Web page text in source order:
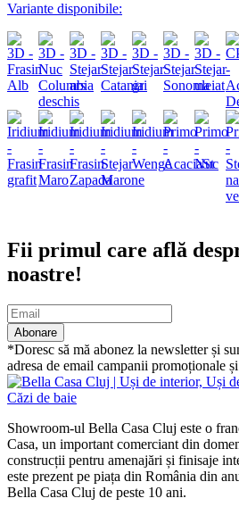
Variante disponibile:
Fii primul care află
noastre!
Abonare
*Doresc să mă abonez la newsletter și
adresa de email campanii promoționale
Showroom-ul Bella Casa Cluj este o
Casa, un important comerciant din
construcții pentru amenajări și finisaje
este prezent pe piața din România din
Bella Casa Cluj de peste 10 ani.